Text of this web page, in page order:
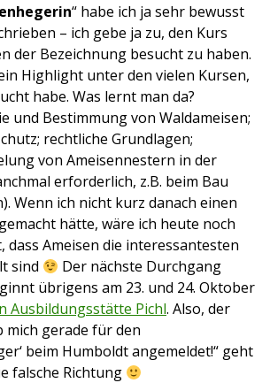
“ habe ich ja sehr bewusst
– ich gebe ja zu, den Kurs
der Bezeichnung besucht zu haben.
Highlight unter den vielen Kursen,
habe. Was lernt man da?
und Bestimmung von Waldameisen;
rechtliche Grundlagen;
von Ameisennestern in der
erforderlich, z.B. beim Bau
Wenn ich nicht kurz danach einen
hätte, wäre ich heute noch
dass Ameisen die interessantesten
sind
Der nächste Durchgang
übrigens am 23. und 24. Oktober
Ausbildungsstätte Pichl. Also, der
mich gerade für den
beim Humboldt angemeldet!“ geht
falsche Richtung